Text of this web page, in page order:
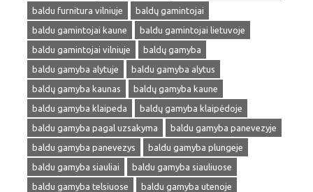
baldu furnitura vilniuje
baldų gamintojai
baldu gamintojai kaune
baldu gamintojai lietuvoje
baldu gamintojai vilniuje
baldų gamyba
baldu gamyba alytuje
baldu gamyba alytus
baldų gamyba kaunas
baldų gamyba kaune
baldu gamyba klaipeda
baldų gamyba klaipėdoje
baldu gamyba pagal uzsakyma
baldu gamyba panevezyje
baldu gamyba panevezys
baldu gamyba plungeje
baldu gamyba siauliai
baldu gamyba siauliuose
baldu gamyba telsiuose
baldu gamyba utenoje